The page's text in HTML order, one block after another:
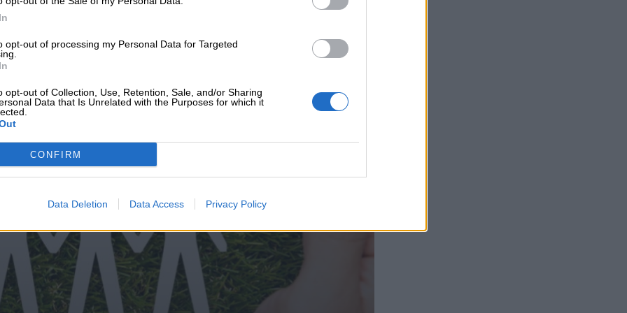
opt-out of processing my Personal Data for Targeted
opt-out of Collection, Use, Retention, Sale, and/or Sharing
Data that Is Unrelated with the Purposes for which it
CONFIRM
Data Deletion Data Access Privacy Policy
05.08.2026 - 12:11
ροή